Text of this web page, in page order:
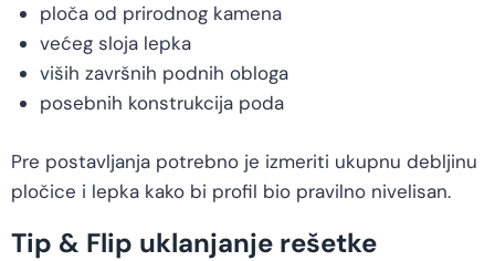
ploča od prirodnog kamena
većeg sloja lepka
viših završnih podnih obloga
posebnih konstrukcija poda
Pre postavljanja potrebno je izmeriti ukupnu debljinu
pločice i lepka kako bi profil bio pravilno nivelisan.
Tip & Flip uklanjanje rešetke